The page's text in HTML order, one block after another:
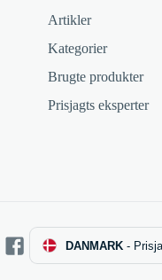
Artikler
Kategorier
Brugte produkter
Prisjagts eksperter
DANMARK -